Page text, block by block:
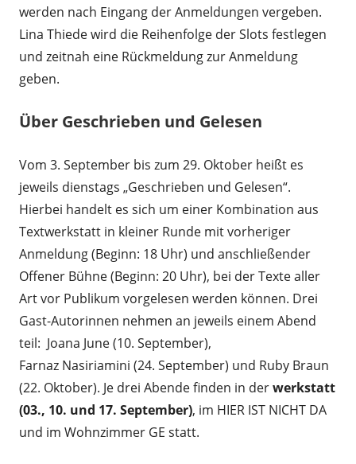
werden nach Eingang der Anmeldungen vergeben.
Lina Thiede wird die Reihenfolge der Slots festlegen
und zeitnah eine Rückmeldung zur Anmeldung
geben.
Über Geschrieben und Gelesen
Vom 3. September bis zum 29. Oktober heißt es
jeweils dienstags „Geschrieben und Gelesen“.
Hierbei handelt es sich um einer Kombination aus
Textwerkstatt in kleiner Runde mit vorheriger
Anmeldung (Beginn: 18 Uhr) und anschließender
Offener Bühne (Beginn: 20 Uhr), bei der Texte aller
Art vor Publikum vorgelesen werden können. Drei
Gast-Autorinnen nehmen an jeweils einem Abend
teil: Joana June (10. September),
Farnaz Nasiriamini (24. September) und Ruby Braun
(22. Oktober). Je drei Abende finden in derwerkstatt
(03., 10. und 17. September), im HIER IST NICHT DA
und im Wohnzimmer GE statt.